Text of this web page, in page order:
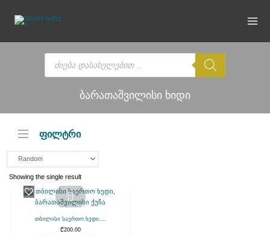
content
Products
search
ბარათაშვილისი ხიდი
ფილტრი
Showing the single result
თბილისი საერთო ხედი,...
₾200.00